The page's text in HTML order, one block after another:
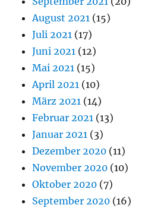
August 2021 (15)
Juli 2021 (17)
Juni 2021 (12)
Mai 2021 (15)
April 2021 (10)
März 2021 (14)
Februar 2021 (13)
Januar 2021 (3)
Dezember 2020 (11)
November 2020 (10)
Oktober 2020 (7)
September 2020 (16)